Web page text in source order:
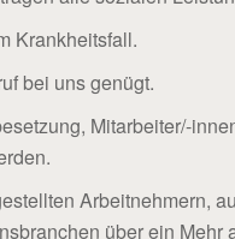
Krankheitsfall.
bei uns genügt.
Mitarbeiter/-
Arbeitnehmern,
über ein Mehr